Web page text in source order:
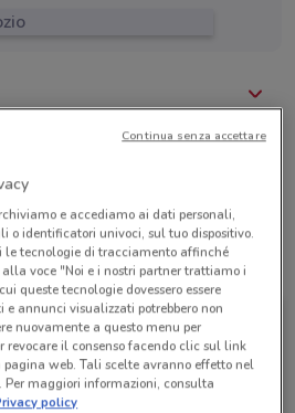
questo negozio
e accediamo ai dati personali,
o identificatori univoci, sul tuo dispositivo.
le tecnologie di tracciamento affinché
voce "Noi e i nostri partner trattiamo i
queste tecnologie dovessero essere
annunci visualizzati potrebbero non
nuovamente a questo menu per
revocare il consenso facendo clic sul link
web. Tali scelte avranno effetto nel
Per maggiori informazioni, consulta
policy
Continua senza accettare